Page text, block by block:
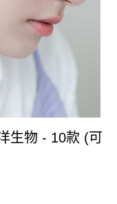
生物 - 10款 (可